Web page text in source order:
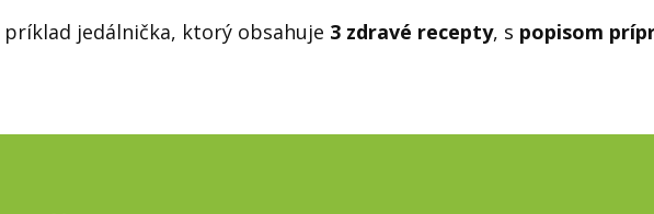
príklad jedálnička, ktorý obsahuje 3 zdravé recepty, s popisom